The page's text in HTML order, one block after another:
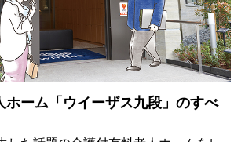
ホーム「ウイーザス九段」のすべ